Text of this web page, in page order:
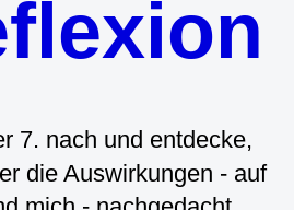
7. nach und entdecke,
die Auswirkungen - auf